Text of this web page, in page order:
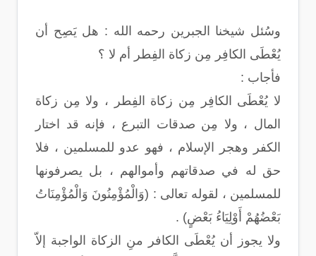
وسُئل شيخنا الجبرين رحمه الله : هل يَصِح أن
يُعْطَى الكافِر مِن زكاة الفِطر أم لا ؟
فأجاب :
لا يُعْطَى الكافِر مِن زكاة الفِطر ، ولا مِن زكاة
المال ، ولا مِن صدقات التبرع ، فإنه قد اختار
الكفر وهجر الإسلام ، فهو عدو للمسلمين ، فلا
حق له في صدقاتهم وأموالهم ، بل يصرفونها
للمسلمين ، لقوله تعالى : (وَالْمُؤْمِنُونَ وَالْمُؤْمِنَاتُ
بَعْضُهُمْ أَوْلِيَاءُ بَعْضٍ) .
ولا يجوز أن يُعْطَى الكافر منِ الزكاة الواجبة إلاّ